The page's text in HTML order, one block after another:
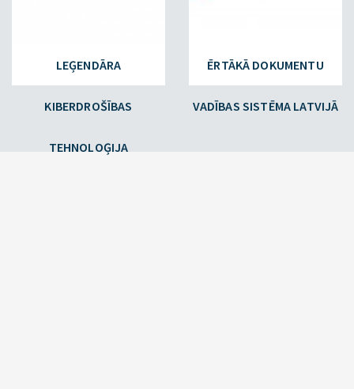
LEĢENDĀRA
KIBERDROŠĪBAS
TEHNOLOĢIJA
ĒRTĀKĀ DOKUMENTU
VADĪBAS SISTĒMA LATVIJĀ